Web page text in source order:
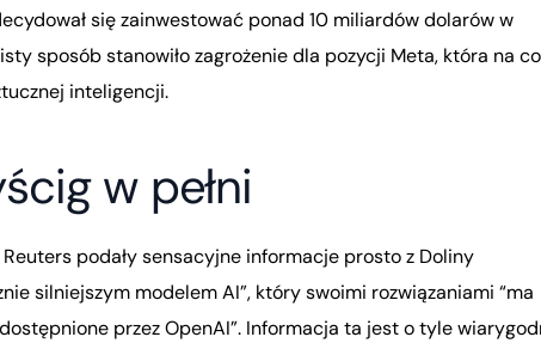
się zainwestować ponad 10 miliardów dolarów w
sposób stanowiło zagrożenie dla pozycji Meta, która na co
inteligencji.
w pełni
Reuters podały sensacyjne informacje prosto z Doliny
silniejszym modelem AI”, który swoimi rozwiązaniami “ma
przez OpenAI”. Informacja ta jest o tyle